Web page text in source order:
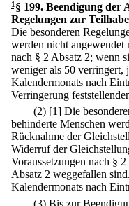
1 § 199. Beendigung der
Regelungen zur
Die besonderen
werden nicht angewendet
nach § 2 Absatz 2; wenn
weniger als 50 verringert,
Kalendermonats nach
Verringerung
(2) [1] Die
behinderte Menschen
Rücknahme der
Widerruf der
Voraussetzungen nach §
Absatz 2 weggefallen sind.
Kalendermonats nach
(3) Bis zur